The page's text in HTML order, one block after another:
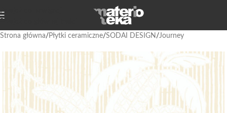
Przejdź do nawigacji
Strona główna/ Płytki ceramiczne/SODAI DESIGN /Journey